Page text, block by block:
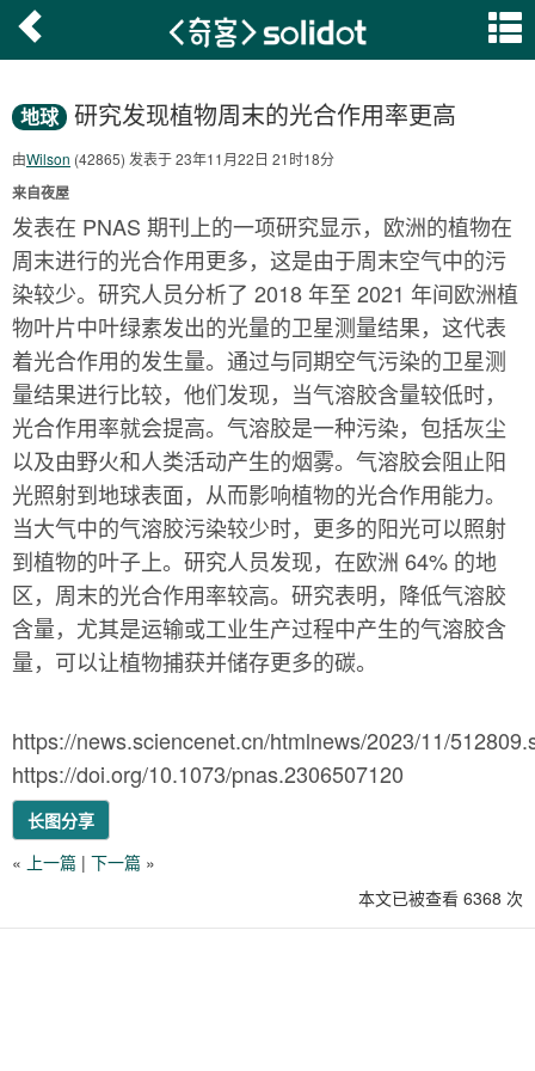
地球 研究发现植物周末的光合作用率更高
由Wilson (42865) 发表于 23年11月22日 21时18分
来自夜屋
发表在 PNAS 期刊上的一项研究显示，欧洲的植物在
周末进行的光合作用更多，这是由于周末空气中的污
染较少。研究人员分析了 2018 年至 2021 年间欧洲植
物叶片中叶绿素发出的光量的卫星测量结果，这代表
着光合作用的发生量。通过与同期空气污染的卫星测
量结果进行比较，他们发现，当气溶胶含量较低时，
光合作用率就会提高。气溶胶是一种污染，包括灰尘
以及由野火和人类活动产生的烟雾。气溶胶会阻止阳
光照射到地球表面，从而影响植物的光合作用能力。
当大气中的气溶胶污染较少时，更多的阳光可以照射
到植物的叶子上。研究人员发现，在欧洲 64% 的地
区，周末的光合作用率较高。研究表明，降低气溶胶
含量，尤其是运输或工业生产过程中产生的气溶胶含
量，可以让植物捕获并储存更多的碳。
https://news.sciencenet.cn/htmlnews/2023/11/
https://doi.org/10.1073/pnas.2306507120
长图分享
« 上一篇 | 下一篇 »
本文已被查看 6368 次